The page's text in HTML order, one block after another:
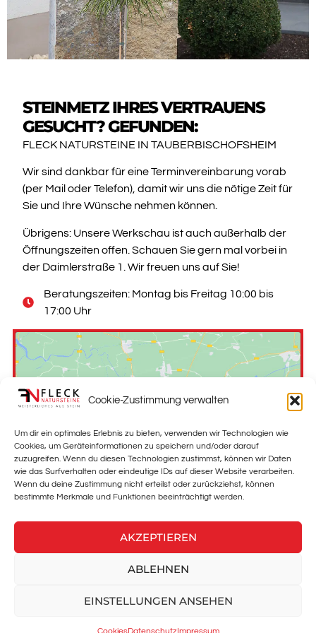
Cookie-Zustimmung verwalten
Um dir ein optimales Erlebnis zu bieten, verwenden wir Technologien wie
Cookies, um Geräteinformationen zu speichern und/oder darauf
zuzugreifen. Wenn du diesen Technologien zustimmst, können wir Daten
wie das Surfverhalten oder eindeutige IDs auf dieser Website verarbeiten.
Wenn du deine Zustimmung nicht erteilst oder zurückziehst, können
bestimmte Merkmale und Funktionen beeinträchtigt werden.
AKZEPTIEREN
ABLEHNEN
EINSTELLUNGEN ANSEHEN
STEINMETZ IHRES VERTRAUENS
GESUCHT? GEFUNDEN:
FLECK NATURSTEINE IN TAUBERBISCHOFSHEIM
Wir sind dankbar für eine Terminvereinbarung vorab
(per Mail oder Telefon), damit wir uns die nötige Zeit für
Sie und Ihre Wünsche nehmen können.
Übrigens: Unsere Werkschau ist auch außerhalb der
Öffnungszeiten offen. Schauen Sie gern mal vorbei in
der Daimlerstraße 1. Wir freuen uns auf Sie!
Beratungszeiten: Montag bis Freitag 10:00 bis
17:00 Uhr
akzeptieren und diesen Inhalt zu
aktivieren
Fleck Natursteine GmbH
Telefon: 09341 3240